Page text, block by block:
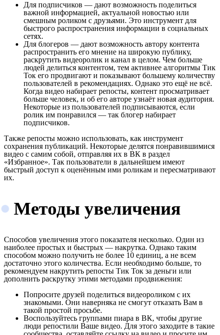
Для подписчиков — дают возможность поделиться
важной информацией, актуальной новостью или
смешным роликом с друзьями. Это инструмент для
быстрого распространения информации в социальных
сетях.
Для блогеров — дают возможность автору контента
распространить его мнение на широкую публику,
раскрутить видеоролик и канал в целом. Чем больше
людей делиться контентом, тем активнее алгоритмы Тик
Ток его продвигают и показывают большему количеству
пользователей в рекомендациях. Однако это ещё не всё.
Когда видео набирает репосты, контент просматривает
больше человек, и об его авторе узнаёт новая аудитория.
Некоторые из пользователей подписываются, если
ролик им понравился — так блогер набирает
подписчиков.
Также репосты можно использовать, как инструмент
сохранения публикаций. Некоторые делятся понравившимися
видео с самим собой, отправляя их в ВК в раздел
«Избранное». Так пользователи в дальнейшем имеют
быстрый доступ к оценённым ими роликам и пересматривают
их.
Методы увеличения
Способов увеличения этого показателя несколько. Один из
наиболее простых и быстрых — накрутка. Однако таким
способом можно получить не более 10 единиц, а не всем
достаточно этого количества. Если необходимо больше, то
рекомендуем накрутить репосты Тик Ток за деньги или
дополнить раскрутку этими методами продвижения:
Попросите друзей поделиться видеороликом с их
знакомыми. Они наверняка не смогут отказать Вам в
такой простой просьбе.
Воспользуйтесь группами пиара в ВК, чтобы другие
люди репостили Ваше видео. Для этого заходите в такие